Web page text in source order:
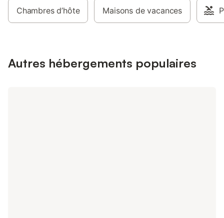
Chambres d’hôte Maisons de vacances
Autres hébergements populaires